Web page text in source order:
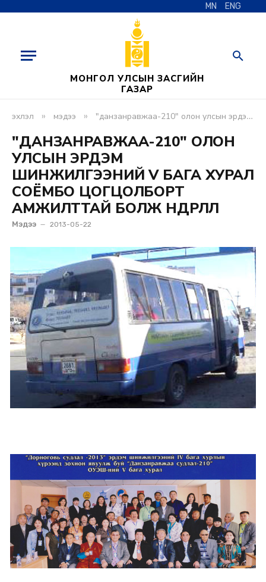
MN ENG
МОНГОЛ УЛСЫН ЗАСГИЙН
ГАЗАР
эхлэл » мэдээ » "данзанравжаа-210" олон улсын эрдэм шинжилгээний v бага хурал соёмбо цогцолборт амжилттай болж өндөрлөлөө
"ДАНЗАНРАВЖАА-210" ОЛОН
УЛСЫН ЭРДЭМ
ШИНЖИЛГЭЭНИЙ V БАГА ХУРАЛ
СОЁМБО ЦОГЦОЛБОРТ
АМЖИЛТТАЙ БОЛЖ ӨНДӨРЛӨЛӨӨ
Мэдээ 2013-05-22